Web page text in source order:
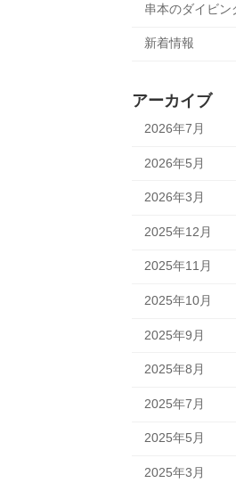
串本のダイビン
新着情報
アーカイブ
2026年7月
2026年5月
2026年3月
2025年12月
2025年11月
2025年10月
2025年9月
2025年8月
2025年7月
2025年5月
2025年3月